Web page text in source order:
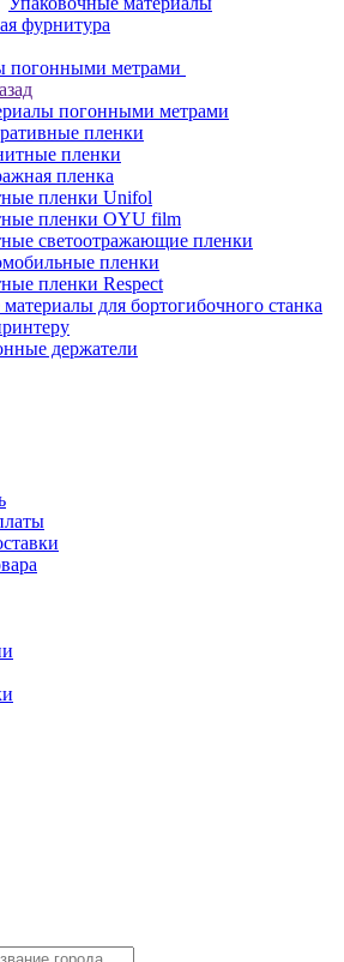
фурнитура
погонными метрами
погонными метрами
пленки
пленки
пленка
пленки Unifol
пленки OYU film
светоотражающие пленки
пленки
пленки Respect
для бортогибочного станка
держатели